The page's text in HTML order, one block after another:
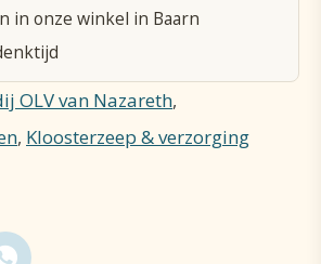
in onze winkel in Baarn
OLV van Nazareth,
, Kloosterzeep & verzorging